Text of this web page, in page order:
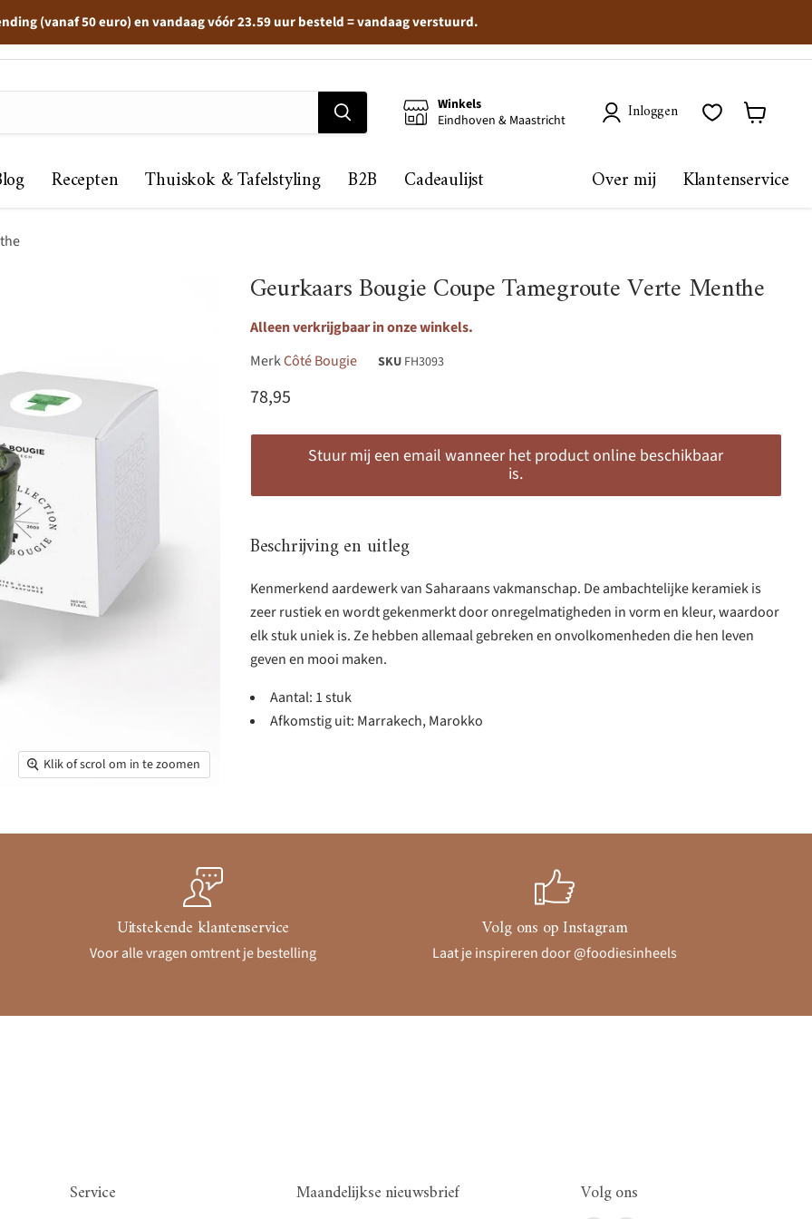
(vanaf 50 euro) en vandaag vóór 23.59 uur besteld = vandaag verstuurd.
Winkels
Eindhoven & Maastricht
Inloggen
Recepten Thuiskok & Tafelstyling B2B Cadeaulijst Over mij Klantenservice
Klik of scrol om in te zoomen
Geurkaars Bougie Coupe Tamegroute Verte Menthe
Alleen verkrijgbaar in onze winkels.
MerkCôté Bougie SKU FH3093
Huidige prijs
78,95
Stuur mij een email wanneer het product online beschikbaar
is.
Beschrijving en uitleg
Kenmerkend aardewerk van Saharaans vakmanschap. De ambachtelijke keramiek is
zeer rustiek en wordt gekenmerkt door onregelmatigheden in vorm en kleur, waardoor
elk stuk uniek is. Ze hebben allemaal gebreken en onvolkomenheden die hen leven
geven en mooi maken.
Aantal: 1 stuk
Afkomstig uit: Marrakech, Marokko
Uitstekende klantenservice
Voor alle vragen omtrent je bestelling
Volg ons op Instagram
Laat je inspireren door @foodiesinheels
Service Maandelijkse nieuwsbrief Volg ons